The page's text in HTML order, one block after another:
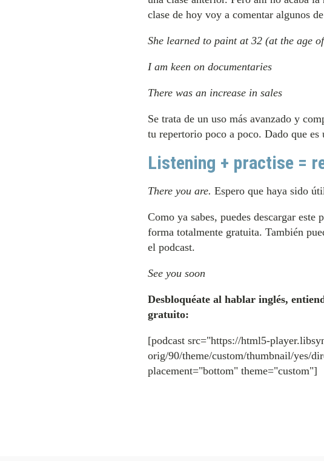
clase de hoy voy a comentar algunos
She learned to paint at 32 (at the age
I am keen on documentaries
There was an increase in sales
Se trata de un uso más avanzado y
tu repertorio poco a poco. Dado que
Listening + practise =
There you are. Espero que haya sido
Como ya sabes, puedes descargar
forma totalmente gratuita. También
el podcast.
See you soon
Desbloquéate al hablar inglés,
gratuito:
[podcast src="https://html5-
orig/90/theme/custom/thumbnail/yes/
placement="bottom" theme="custom"]